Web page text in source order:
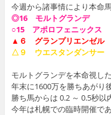
今週から諸事情により本命
◎16 モルトグランデ
○15 アポロフェニックス
▲６ グランプリエンゼル
△９ ウエスタンダンサー
モルトグランデを本命視した
年末に1600万を勝ちあがり
勝ち馬からは 0.2 ～ 0.5秒以
今年は札幌での臨時開催で